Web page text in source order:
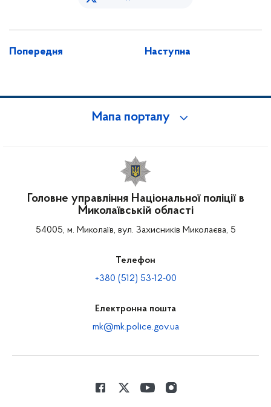
Попередня Наступна
Мапа порталу
Головне управління Національної поліції в
Миколаївській області
54005, м. Миколаїв, вул. Захисників Миколаєва, 5
Телефон
+380 (512) 53-12-00
Електронна пошта
mk@mk.police.gov.ua